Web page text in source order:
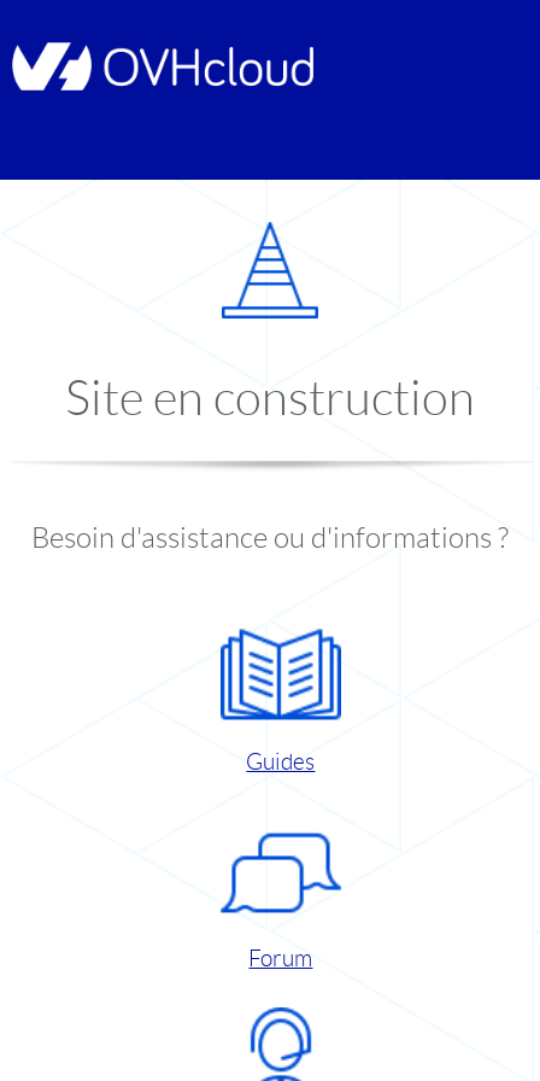
Site en construction
Besoin d'assistance ou d'informations ?
Guides
Forum